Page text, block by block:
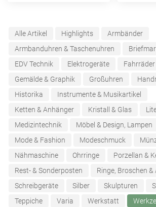
Alle Artikel Highlights
Armbänder
Armbanduhren & Taschenuhren
EDV Technik
Elektrogeräte Fahrräder
Gemälde & Graphik
Großuhren
Historika
Instrumente & Musikartikel
Ketten & Anhänger
Kristall & Glas
Medizintechnik
Möbel & Design, Lampen
Mode & Fashion
Modeschmuck
Nähmaschine
Ohrringe
Porzellan &
Rest- & Sonderposten
Ringe, Broschen
Schreibgeräte
Silber Skulpturen
Teppiche
Varia Werkstatt